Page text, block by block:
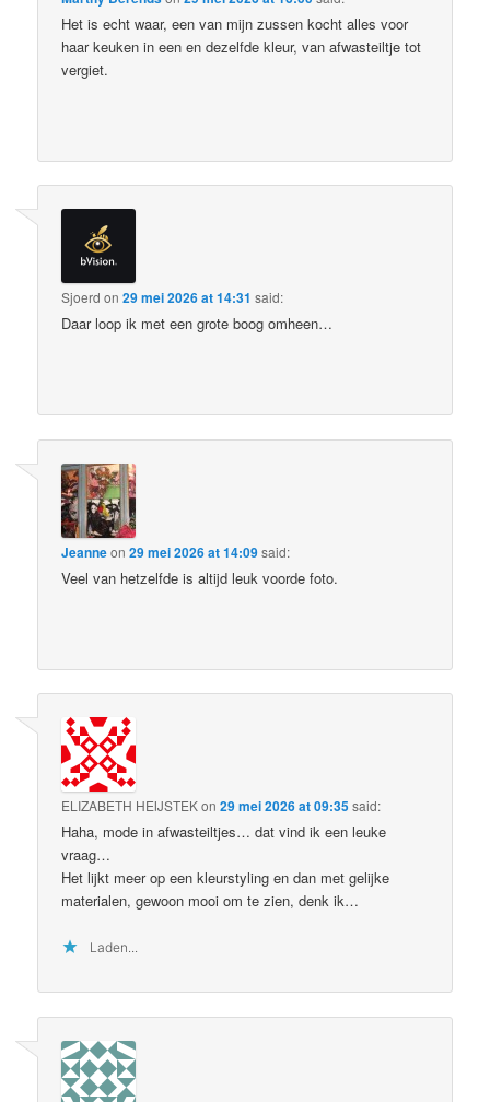
Het is echt waar, een van mijn zussen kocht alles voor
haar keuken in een en dezelfde kleur, van afwasteiltje tot
vergiet.
Sjoerd on29 mei 2026 at 14:31 said:
Daar loop ik met een grote boog omheen…
Jeanneon29 mei 2026 at 14:09said:
Veel van hetzelfde is altijd leuk voorde foto.
ELIZABETH HEIJSTEKon29 mei 2026 at 09:35said:
Haha, mode in afwasteiltjes… dat vind ik een leuke
vraag…
Het lijkt meer op een kleurstyling en dan met gelijke
materialen, gewoon mooi om te zien, denk ik…
Laden...